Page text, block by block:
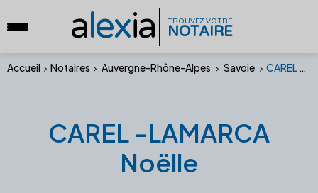
alexia TROUVEZ VOTRE
NOTAIRE
Accueil Notaires Auvergne-Rhône-Alpes Savoie CAREL -LAMARCA Noëlle
CAREL -LAMARCA
Noëlle